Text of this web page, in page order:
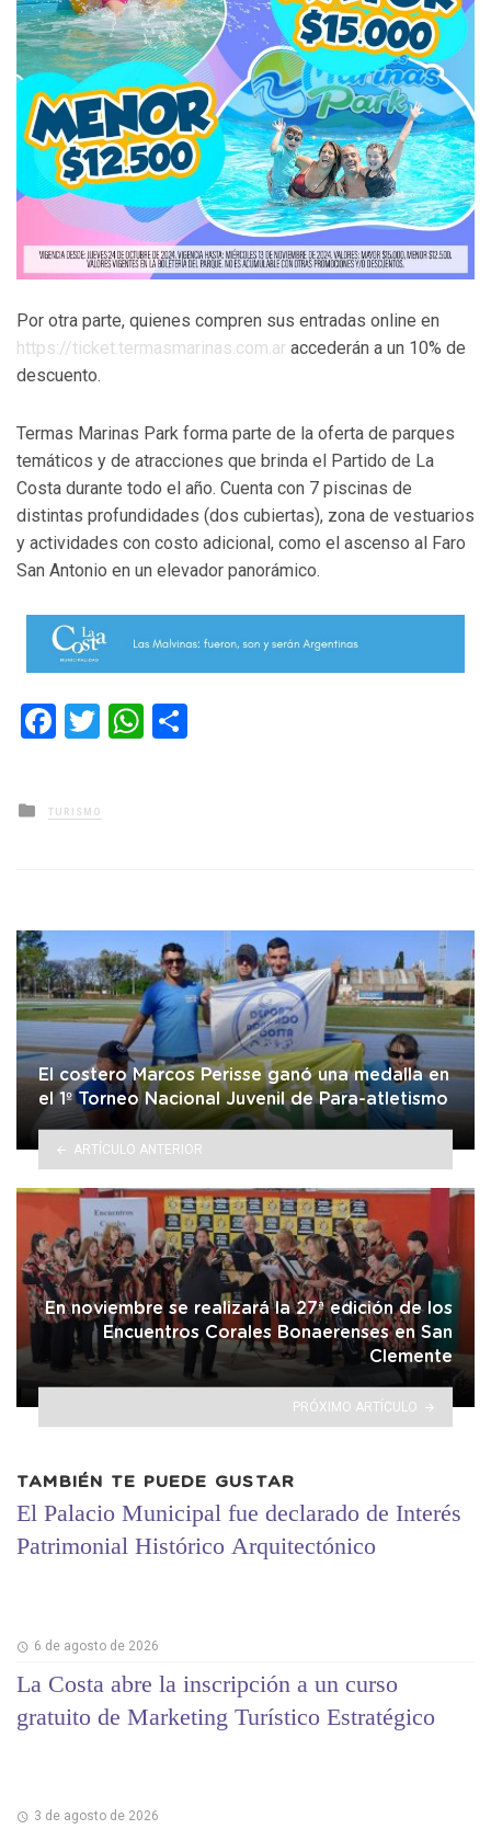
Por otra parte, quienes compren sus entradas online en
https://ticket.termasmarinas.com.ar accederán a un 10% de
descuento.
Termas Marinas Park forma parte de la oferta de parques
temáticos y de atracciones que brinda el Partido de La
Costa durante todo el año. Cuenta con 7 piscinas de
distintas profundidades (dos cubiertas), zona de vestuarios
y actividades con costo adicional, como el ascenso al Faro
San Antonio en un elevador panorámico.
Facebook
TwitterWhatsApp
Posted
in
TURISMO
El costero Marcos Perisse ganó una medalla en
el 1º Torneo Nacional Juvenil de Para-atletismo
ARTÍCULO ANTERIOR
En noviembre se realizará la 27ª edición de los
Encuentros Corales Bonaerenses en San
Clemente
PRÓXIMO ARTÍCULO
TAMBIÉN TE PUEDE GUSTAR
El Palacio Municipal fue declarado de Interés
Patrimonial Histórico Arquitectónico
6 de agosto de 2026
La Costa abre la inscripción a un curso
gratuito de Marketing Turístico Estratégico
3 de agosto de 2026